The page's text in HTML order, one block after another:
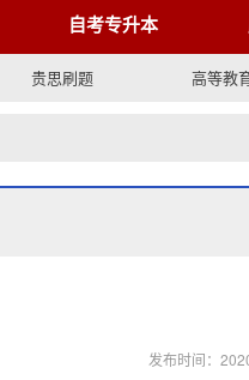
自考专升本
贵思刷题 高等教
发布时间：